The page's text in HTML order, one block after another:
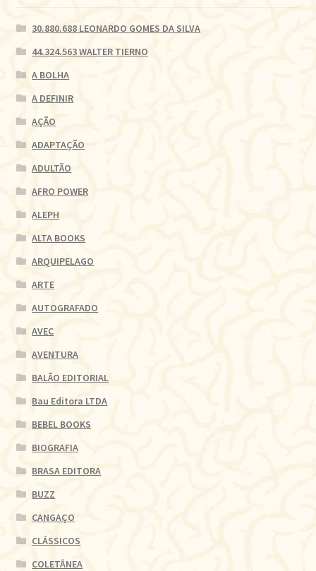
30.880.688 LEONARDO GOMES DA SILVA
44.324.563 WALTER TIERNO
A BOLHA
A DEFINIR
AÇÃO
ADAPTAÇÃO
ADULTÃO
AFRO POWER
ALEPH
ALTA BOOKS
ARQUIPELAGO
ARTE
AUTOGRAFADO
AVEC
AVENTURA
BALÃO EDITORIAL
Bau Editora LTDA
BEBEL BOOKS
BIOGRAFIA
BRASA EDITORA
BUZZ
CANGAÇO
CLÁSSICOS
COLETÂNEA